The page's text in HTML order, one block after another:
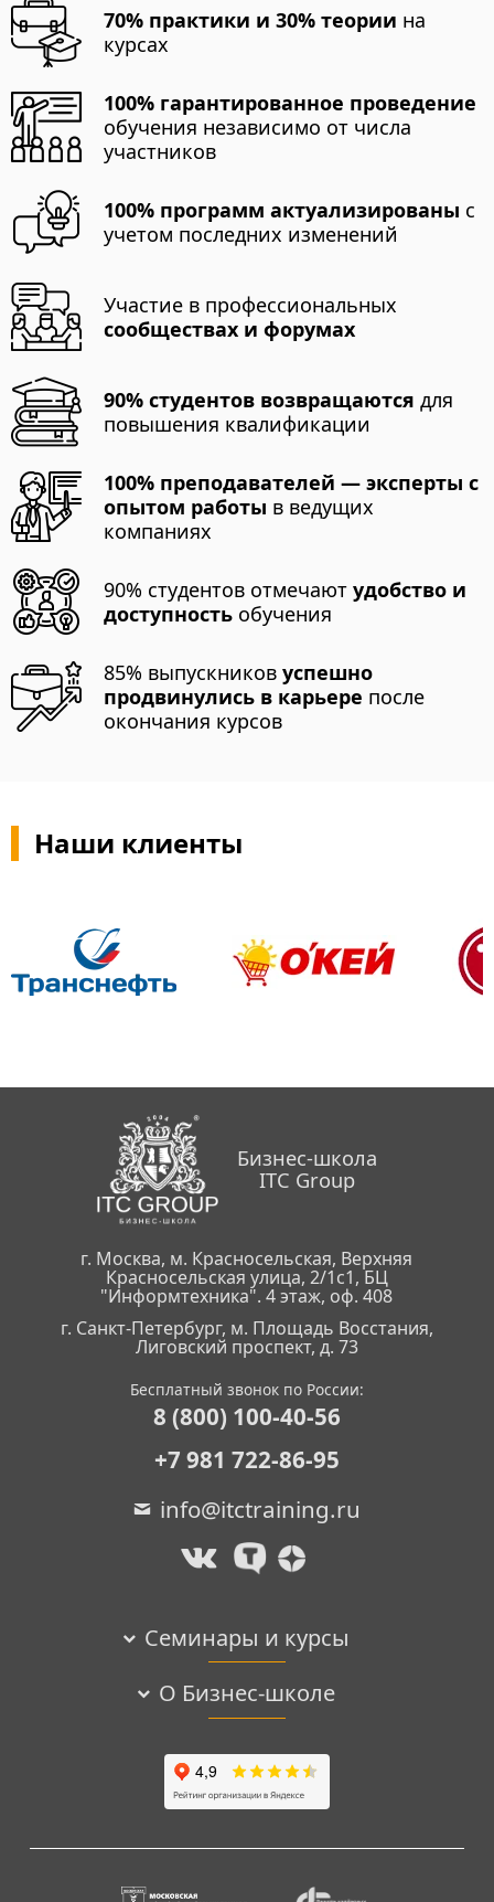
70% практики и 30% теории на
курсах
100% гарантированное проведение
обучения независимо от числа
участников
100% программ актуализированы с
учетом последних изменений
Участие в профессиональных
сообществах и форумах
90% студентов возвращаются для
повышения квалификации
100% преподавателей — эксперты с
опытом работы в ведущих
компаниях
90% студентов отмечаютудобство и
доступность обучения
85% выпускниковуспешно
продвинулись в карьере после
окончания курсов
Наши клиенты
Бизнес-школа
ITC Group
г. Москва, м. Красносельская, Верхняя
Красносельская улица, 2/1с1, БЦ
"Информтехника". 4 этаж, оф. 408
г. Санкт-Петербург, м. Площадь Восстания,
Лиговский проспект, д. 73
Бесплатный звонок по России:
8 (800) 100-40-56
+7 981 722-86-95
info@itctraining.ru
Семинары и курсы
О Бизнес-школе